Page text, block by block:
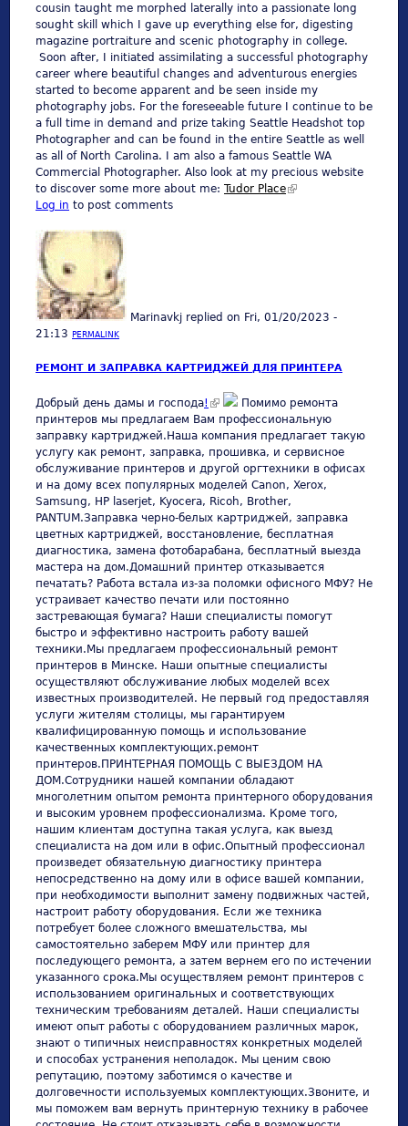
cousin taught me morphed laterally into a passionate long
sought skill which I gave up everything else for, digesting
magazine portraiture and scenic photography in college.
Soon after, I initiated assimilating a successful photography
career where beautiful changes and adventurous energies
started to become apparent and be seen inside my
photography jobs. For the foreseeable future I continue to be
a full time in demand and prize taking Seattle Headshot top
Photographer and can be found in the entire Seattle as well
as all of North Carolina. I am also a famous Seattle WA
Commercial Photographer. Also look at my precious website
to discover some more about me: Tudor Place(link is external)
Log in to post comments
Marinavkj replied on Fri, 01/20/2023 -
21:13 PERMALINK
РЕМОНТ И ЗАПРАВКА КАРТРИДЖЕЙ ДЛЯ ПРИНТЕРА
Добрый день дамы и господа! (link is external)
Помимо ремонта
принтеров мы предлагаем Вам профессиональную
заправку картриджей.Наша компания предлагает такую
услугу как ремонт, заправка, прошивка, и сервисное
обслуживание принтеров и другой оргтехники в офисах
и на дому всех популярных моделей Canon, Xerox,
Samsung, HP laserjet, Kyocera, Ricoh, Brother,
PANTUM.Заправка черно-белых картриджей, заправка
цветных картриджей, восстановление, бесплатная
диагностика, замена фотобарабана, бесплатный выезда
мастера на дом.Домашний принтер отказывается
печатать? Работа встала из-за поломки офисного МФУ? Не
устраивает качество печати или постоянно
застревающая бумага? Наши специалисты помогут
быстро и эффективно настроить работу вашей
техники.Мы предлагаем профессиональный ремонт
принтеров в Минске. Наши опытные специалисты
осуществляют обслуживание любых моделей всех
известных производителей. Не первый год предоставляя
услуги жителям столицы, мы гарантируем
квалифицированную помощь и использование
качественных комплектующих.ремонт
принтеров.ПРИНТЕРНАЯ ПОМОЩЬ С ВЫЕЗДОМ НА
ДОМ.Сотрудники нашей компании обладают
многолетним опытом ремонта принтерного оборудования
и высоким уровнем профессионализма. Кроме того,
нашим клиентам доступна такая услуга, как выезд
специалиста на дом или в офис.Опытный профессионал
произведет обязательную диагностику принтера
непосредственно на дому или в офисе вашей компании,
при необходимости выполнит замену подвижных частей,
настроит работу оборудования. Если же техника
потребует более сложного вмешательства, мы
самостоятельно заберем МФУ или принтер для
последующего ремонта, а затем вернем его по истечении
указанного срока.Мы осуществляем ремонт принтеров с
использованием оригинальных и соответствующих
техническим требованиям деталей. Наши специалисты
имеют опыт работы с оборудованием различных марок,
знают о типичных неисправностях конкретных моделей
и способах устранения неполадок. Мы ценим свою
репутацию, поэтому заботимся о качестве и
долговечности используемых комплектующих.Звоните, и
мы поможем вам вернуть принтерную технику в рабочее